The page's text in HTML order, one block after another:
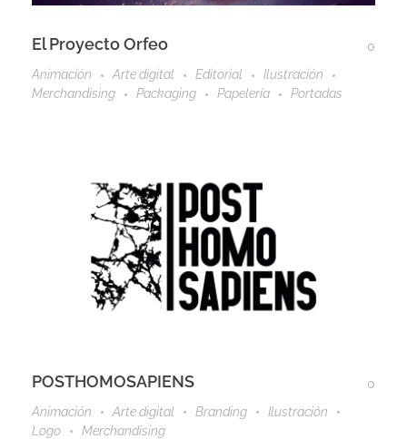
El Proyecto Orfeo
0
Animación
Arte digital Editorial
Ilustración
Merchandising
Packaging Papelería Portadas
POSTHOMOSAPIENS
0
Animación
Arte digital Branding
Ilustración
Logo
Merchandising